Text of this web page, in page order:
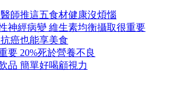
師推這五食材健康沒煩惱
神經病變 維生素均衡攝取很重要
癌也能享美食
要 20%死於營養不良
品 簡單好喝顧視力